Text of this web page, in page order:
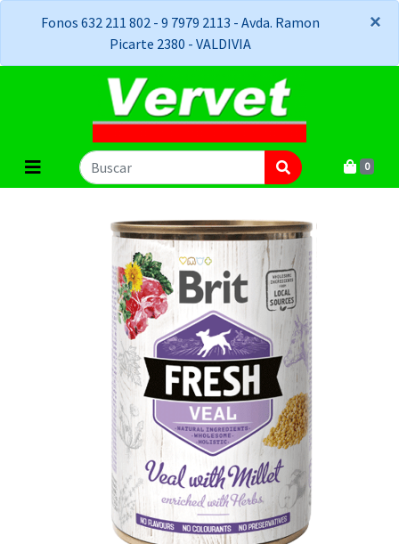
Fonos 632 211 802 - 9 7979 2113 - Avda. Ramon
Picarte 2380 - VALDIVIA
×
×
0